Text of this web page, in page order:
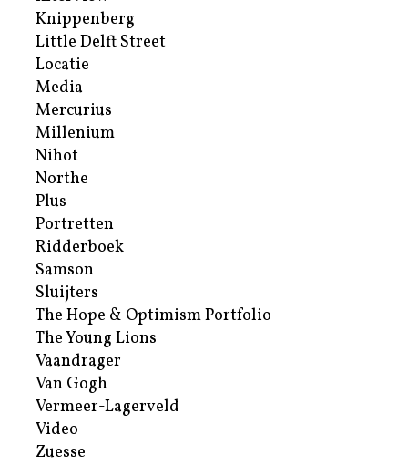
Knippenberg
Little Delft Street
Locatie
Media
Mercurius
Millenium
Nihot
Northe
Plus
Portretten
Ridderboek
Samson
Sluijters
The Hope & Optimism Portfolio
The Young Lions
Vaandrager
Van Gogh
Vermeer-Lagerveld
Video
Zuesse